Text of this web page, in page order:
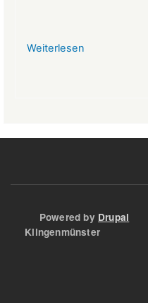
Weiterlesen
Powered by Drupal